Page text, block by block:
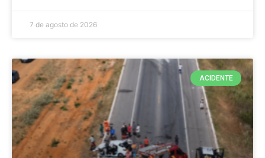
7 de agosto de 2026
ACIDENTE